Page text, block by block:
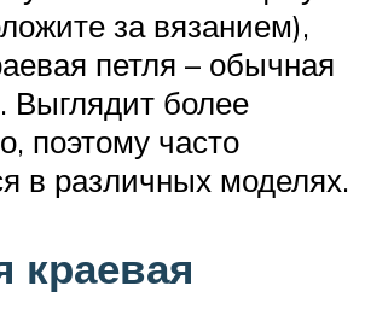
за вязанием),
петля – обычная
Выглядит более
поэтому часто
в различных моделях.
краевая